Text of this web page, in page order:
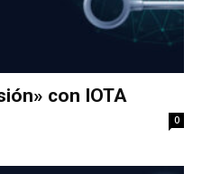
con IOTA
0